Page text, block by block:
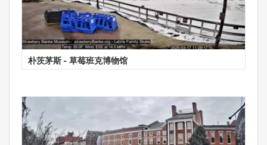
朴茨茅斯 - 草莓班克博物馆